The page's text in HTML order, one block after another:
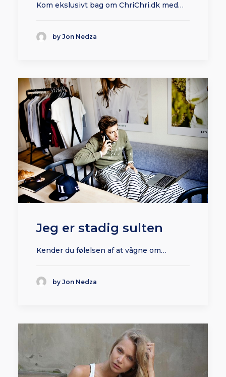
Kom ekslusivt bag om ChriChri.dk med…
by Jon Nedza
Jeg er stadig sulten
Kender du følelsen af at vågne om…
by Jon Nedza